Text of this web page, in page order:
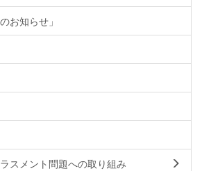
お知らせ」
スメント問題への取り組み